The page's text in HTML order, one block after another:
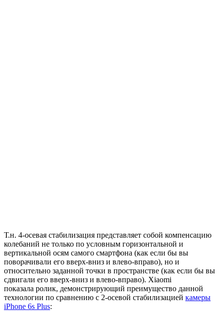
Т.н. 4-осевая стабилизация представляет собой компенсацию
колебаний не только по условным горизонтальной и
вертикальной осям самого смартфона (как если бы вы
поворачивали его вверх-вниз и влево-вправо), но и
относительно заданной точки в пространстве (как если бы вы
сдвигали его вверх-вниз и влево-вправо). Xiaomi
показала ролик, демонстрирующий преимущество данной
технологии по сравнению с 2-осевой стабилизацией камеры
iPhone 6s Plus: